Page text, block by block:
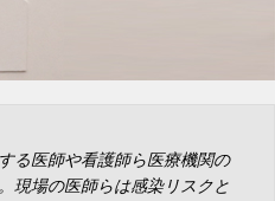
る医師や看護師ら医療機関の
現場の医師らは感染リスクと